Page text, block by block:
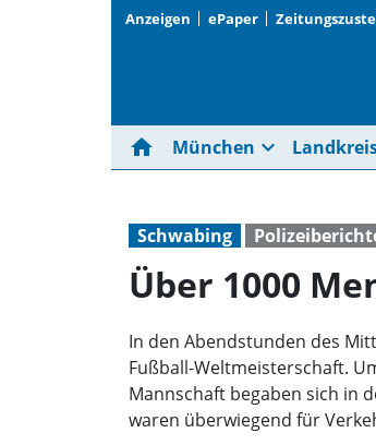
Anzeigen ePaper
home München expand_more
Schwabing
Über 1000
In den Abendstunden des
Fußball-Weltmeisterschaft.
Mannschaft begaben sich in
waren überwiegend für